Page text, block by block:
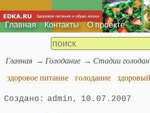
Главная Контакты О проекте
Главная Голодание
Стадии
здоровое питание
голодание
admin 10.07.2007